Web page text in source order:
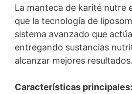
La manteca de karité nutre
que la tecnología de
sistema avanzado que
entregando sustancias
alcanzar mejores resultados.
Características principales: